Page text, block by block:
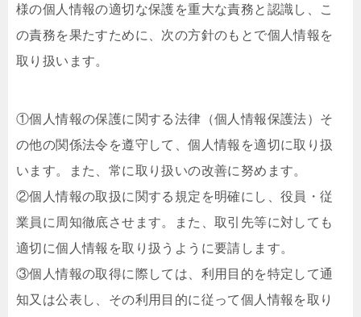
様の個人情報の適切な保護を重大な責務と認識し、こ
の責務を果たすために、次の方針のもとで個人情報を
取り扱います。
①個人情報の保護に関する法律（個人情報保護法）そ
の他の関係法令を遵守して、個人情報を適切に取り扱
います。また、常に取り扱いの改善に努めます。
②個人情報の取扱に関する規定を明確にし、役員・従
業員に周知徹底させます。また、取引先等に対しても
適切に個人情報を取り扱うように要請します。
③個人情報の取得に際しては、利用目的を特定して通
知又は公表し、その利用目的に従って個人情報を取り